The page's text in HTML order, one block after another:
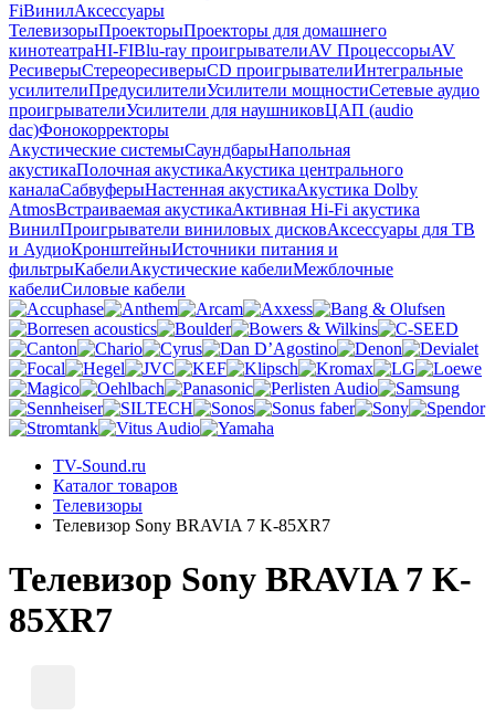
FiВинилАксессуары
ТелевизорыПроекторыПроекторы для домашнего
кинотеатраHI-FIBlu-ray проигрывателиAV ПроцессорыAV
РесиверыСтереоресиверыCD проигрывателиИнтегральные
усилителиПредусилителиУсилители мощностиСетевые аудио
проигрывателиУсилители для наушниковЦАП (audio
dac)Фонокорректоры
Акустические системыСаундбарыНапольная
акустикаПолочная акустикаАкустика центрального
каналаСабвуферыНастенная акустикаАкустика Dolby
AtmosВстраиваемая акустикаАктивная Hi-Fi акустика
ВинилПроигрыватели виниловых дисковАксессуары для ТВ
и АудиоКронштейныИсточники питания и
фильтрыКабелиАкустические кабелиМежблочные
кабелиСиловые кабели
TV-Sound.ru
Каталог товаров
Телевизоры
Телевизор Sony BRAVIA 7 K-85XR7
Телевизор Sony BRAVIA 7 K-
85XR7